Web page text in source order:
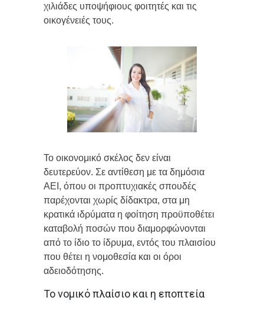
χιλιάδες υποψήφιους φοιτητές και τις
οικογένειές τους.
Το οικονομικό σκέλος δεν είναι
δευτερεύον. Σε αντίθεση με τα δημόσια
ΑΕΙ, όπου οι προπτυχιακές σπουδές
παρέχονται χωρίς δίδακτρα, στα μη
κρατικά ιδρύματα η φοίτηση προϋποθέτει
καταβολή ποσών που διαμορφώνονται
από το ίδιο το ίδρυμα, εντός του πλαισίου
που θέτει η νομοθεσία και οι όροι
αδειοδότησης.
Το νομικό πλαίσιο και η εποπτεία